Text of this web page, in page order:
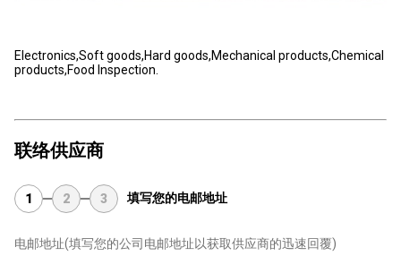
Electronics,Soft goods,Hard goods,Mechanical products,Chemical
products,Food Inspection.
联络供应商
1 2 3 填写您的电邮地址
电邮地址(填写您的公司电邮地址以获取供应商的迅速回覆)